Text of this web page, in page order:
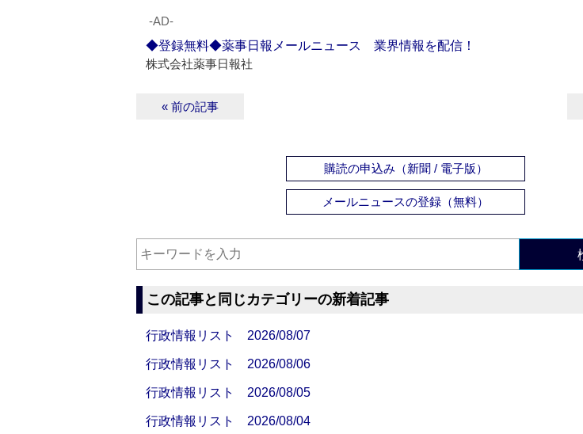
‐AD‐
◆登録無料◆薬事日報メールニュース 業界情報を配信！
株式会社薬事日報社
« 前の記事
購読の申込み（新聞 / 電子版）
メールニュースの登録（無料）
この記事と同じカテゴリーの新着記事
行政情報リスト 2026/08/07
行政情報リスト 2026/08/06
行政情報リスト 2026/08/05
行政情報リスト 2026/08/04